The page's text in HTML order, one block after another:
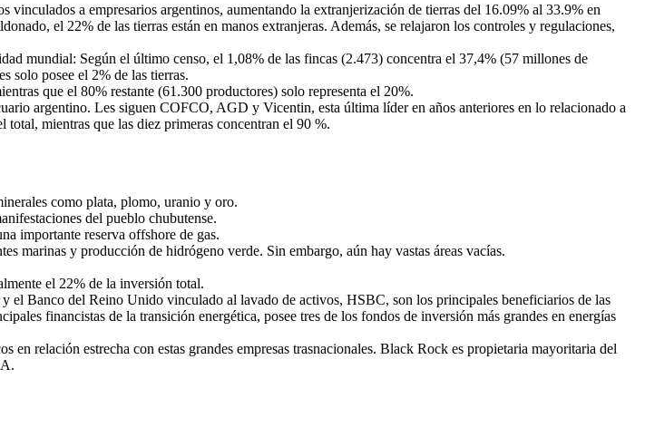
a empresarios argentinos, aumentando la extranjerización de tierras del 16.09% al 33.9% en
el 22% de las tierras están en manos extranjeras. Además, se relajaron los controles y regulaciones,
mundial: Según el último censo, el 1,08% de las fincas (2.473) concentra el 37,4% (57 millones de
solo posee el 2% de las tierras.
que el 80% restante (61.300 productores) solo representa el 20%.
argentino. Les siguen COFCO, AGD y Vicentin, esta última líder en años anteriores en lo relacionado a
mientras que las diez primeras concentran el 90 %.
como plata, plomo, uranio y oro.
del pueblo chubutense.
importante reserva offshore de gas.
marinas y producción de hidrógeno verde. Sin embargo, aún hay vastas áreas vacías.
el 22% de la inversión total.
Banco del Reino Unido vinculado al lavado de activos, HSBC, son los principales beneficiarios de las
financistas de la transición energética, posee tres de los fondos de inversión más grandes en energías
relación estrecha con estas grandes empresas trasnacionales. Black Rock es propietaria mayoritaria del